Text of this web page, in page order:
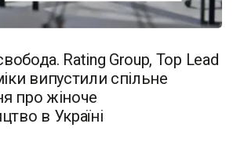
Rating Group, Top Lead
випустили спільне
про жіноче
в Україні